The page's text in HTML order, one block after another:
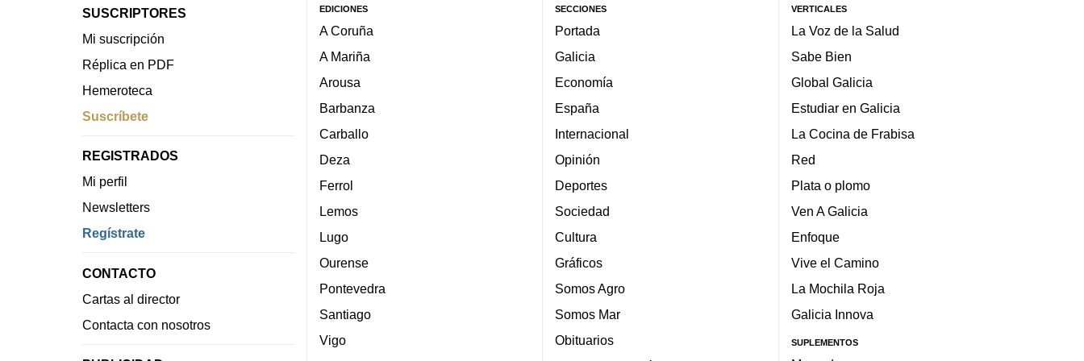
SUSCRIPTORES
Mi suscripción
Réplica en PDF
Hemeroteca
Suscríbete
REGISTRADOS
Mi perfil
Newsletters
Regístrate
CONTACTO
Cartas al director
Contacta con nosotros
EDICIONES
A Coruña
A Mariña
Arousa
Barbanza
Carballo
Deza
Ferrol
Lemos
Lugo
Ourense
Pontevedra
Santiago
Vigo
SECCIONES
Portada
Galicia
Economía
España
Internacional
Opinión
Deportes
Sociedad
Cultura
Gráficos
Somos Agro
Somos Mar
Obituarios
VERTICALES
La Voz de la Salud
Sabe Bien
Global Galicia
Estudiar en Galicia
La Cocina de Frabisa
Red
Plata o plomo
Ven A Galicia
Enfoque
Vive el Camino
La Mochila Roja
Galicia Innova
SUPLEMENTOS